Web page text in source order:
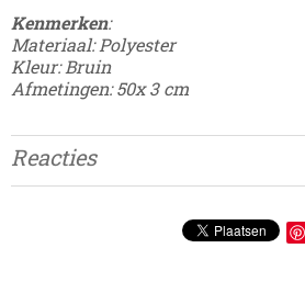
Kenmerken:
Materiaal: Polyester
Kleur: Bruin
Afmetingen: 50x 3 cm
Reacties